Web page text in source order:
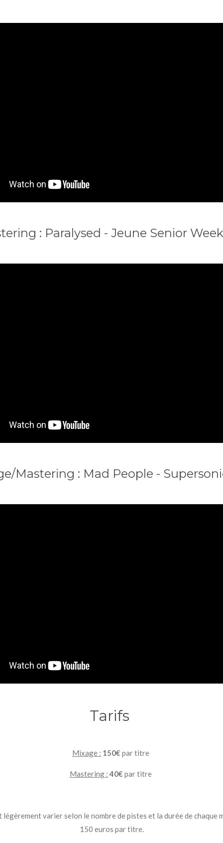
: Paralysed - Jeune Senior
Mastering : Mad People -
Tarifs
Mixage : 150€ par titre
Mastering : 40€ par titre
varier selon le nombre de pistes et la durée de
150 euros par titre.